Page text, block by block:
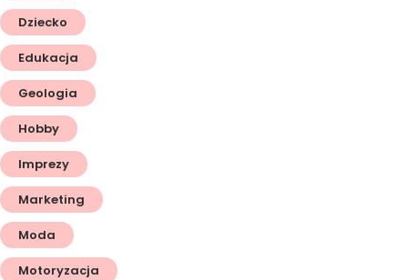
Dziecko
Edukacja
Geologia
Hobby
Imprezy
Marketing
Moda
Motoryzacja